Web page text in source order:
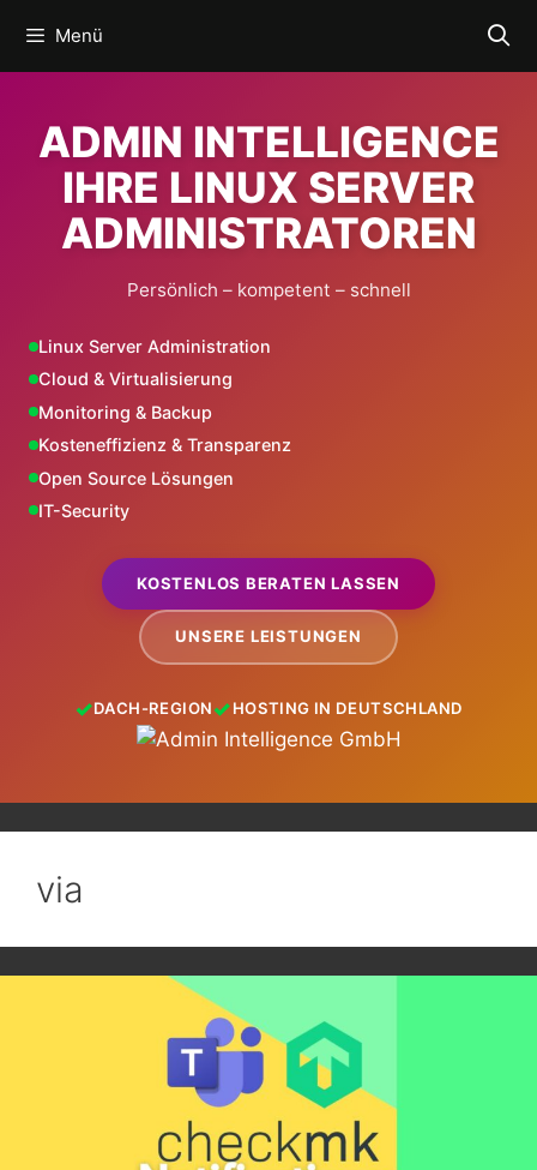
Inhalt
springen
Menü
ADMIN INTELLIGENCE
IHRE LINUX SERVER
ADMINISTRATOREN
Persönlich – kompetent – schnell
Linux Server Administration
Cloud & Virtualisierung
Monitoring & Backup
Kosteneffizienz & Transparenz
Open Source Lösungen
IT-Security
KOSTENLOS BERATEN LASSEN
UNSERE LEISTUNGEN
DACH-REGION HOSTING IN DEUTSCHLAND
via